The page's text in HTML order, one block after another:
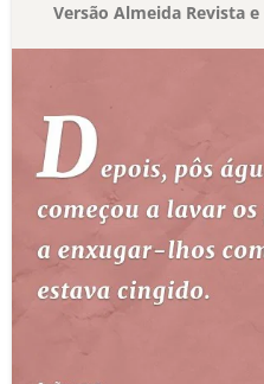
Versão Almeida Revista